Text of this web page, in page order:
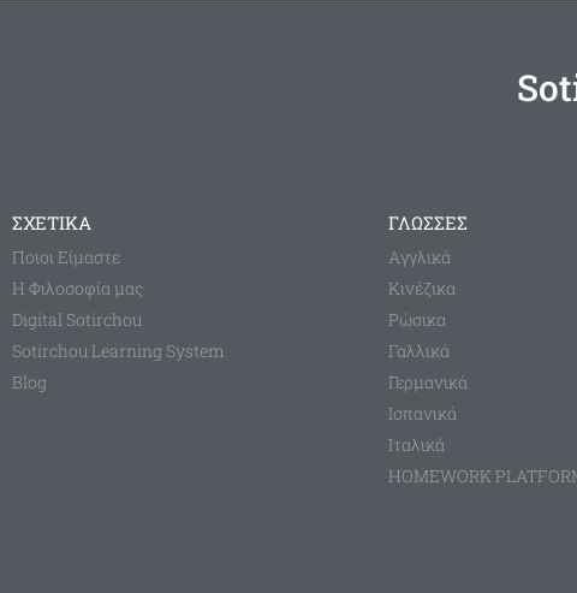
ΣΧΕΤΙΚΑ
Ποιοι Είμαστε
Η Φιλοσοφία μας
Digital Sotirchou
Sotirchou Learning System
Blog
ΓΛΩΣΣΕΣ
Aγγλικά
Κινέζικα
Ρώσικα
Γαλλικά
Γερμανικά
Ισπανικά
Ιταλικά
HOMEWORK